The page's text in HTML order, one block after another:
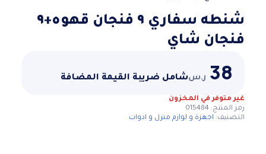
شنطه سفاري ٩ فنجان قهوه+٩
فنجان شاي
38 ر.سشامل ضريبة القيمة المضافة
غير متوفر في المخزون
رمز المنتج: 015484
التصنيف: اجهزة و لوازم منزل و ادوات